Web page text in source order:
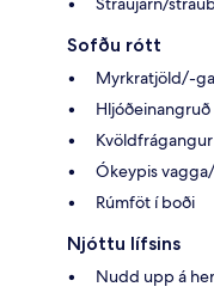
Sofðu rótt
Myrkratjöld/-
Kvöldfrágangur
Ókeypis
Rúmföt í boði
Njóttu lífsins
Nudd upp á